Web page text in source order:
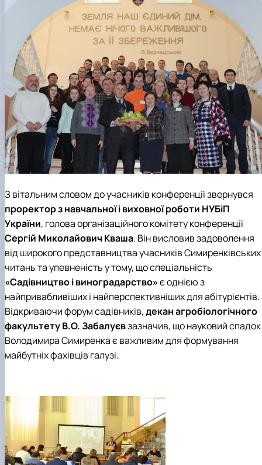
Нагородження гуртка
Захист дипломних робіт магістрів-
гуртківців
Участь гуртківців у І турі Всеукраїнського
конкурсу студентських наукових робіт…
Участь гуртківців у всеукраїнських та
міжнародних наукових заходах
Публікаційна (наукова) активність
гуртківців
Стратегія розвитку студентського
гуртка
Інстаграм сторінка гуртка
Стара сторінка гуртка
Керівники гуртка
З вітальним словом до учасників конференції звернувся
проректор з навчальної і виховної роботи НУБіП
України, голова організаційного комітету конференції
Сергій Миколайович Кваша. Він висловив задоволення
від широкого представництва учасників Симиренківських
читань та упевненість у тому, що спеціальність
«Садівництво і виноградарство»є однією з
найпривабливіших і найперспективніших для абітурієнтів.
Відкриваючи форум садівників,декан агробіологічного
факультетуВ.О.Забалуєвзазначив, що науковий спадок
Володимира Симиренка є важливим для формування
майбутніх фахівців галузі.